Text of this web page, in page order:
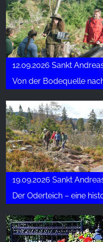
12.09.2026 Sankt
Von der Bodequelle
19.09.2026 Sankt
Der Oderteich – eine